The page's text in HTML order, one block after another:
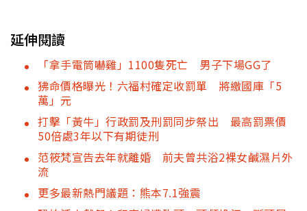
延伸閱讀
「拿手電筒嚇雞」1100隻死亡 男子下場GG了
狒命價格曝光！六福村確定收罰單 將繳國庫「5
萬」元
打擊「黃牛」行政罰及刑罰同步祭出 最高罰票價
50倍處3年以下有期徒刑
范筱梵宣告去年就離婚 前夫曾共浴2裸女鹹濕片外
流
更多最新熱門議題：熊本7.1強震